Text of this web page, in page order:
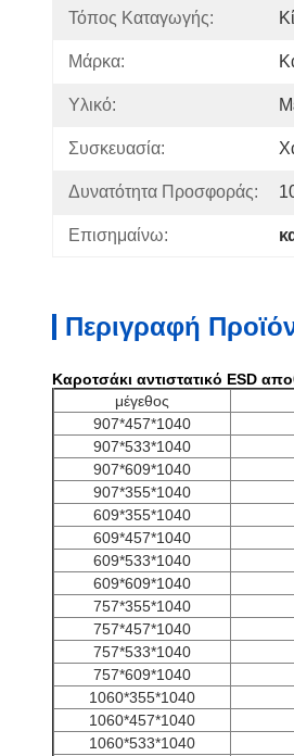
Τόπος Καταγωγής:
Μάρκα:
Υλικό:
Συσκευασία:
Δυνατότητα Προσφοράς:
Επισημαίνω:
Περιγραφή
Καροτσάκι αντιστατικό ESD
μέγεθος
907*457*1040
907*533*1040
907*609*1040
907*355*1040
609*355*1040
609*457*1040
609*533*1040
609*609*1040
757*355*1040
757*457*1040
757*533*1040
757*609*1040
1060*355*1040
1060*457*1040
1060*533*1040